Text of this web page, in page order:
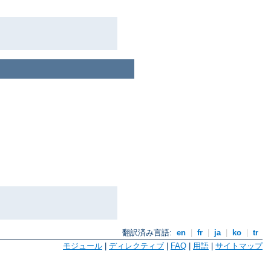
翻訳済み言語: en | fr | ja | ko | tr
モジュール
ディレクティブ FAQ 用語 サイトマップ